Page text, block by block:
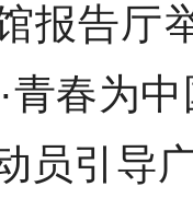
报告厅
青春为
员引导